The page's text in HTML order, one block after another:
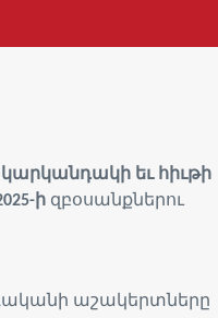
կարկանդակի եւ հիւթի
ի զբօսանքներու
աշակերտները